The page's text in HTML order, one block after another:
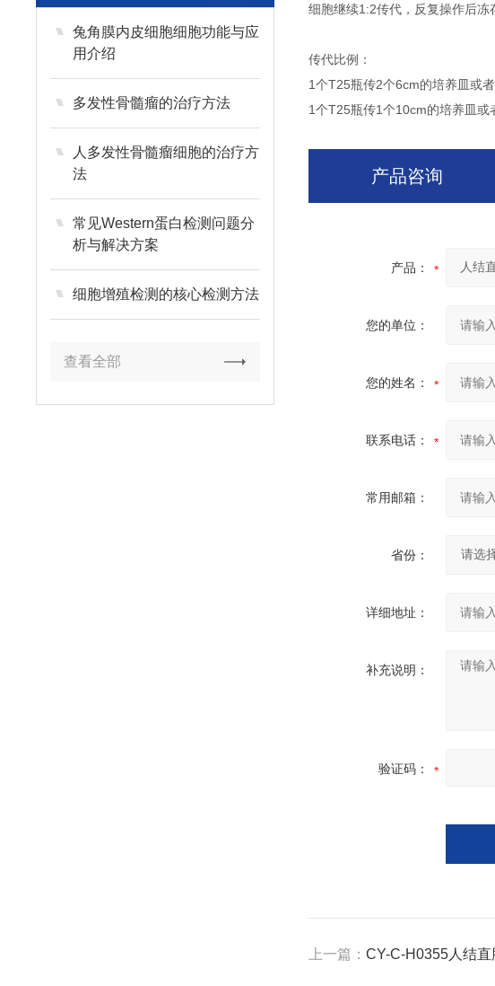
兔角膜内皮细胞细胞功能与应
用介绍
多发性骨髓瘤的治疗方法
人多发性骨髓瘤细胞的治疗方
法
常见Western蛋白检测问题分
析与解决方案
细胞增殖检测的核心检测方法
查看全部
细胞继续1:2传代，反复操作后冻
传代比例：
1个T25瓶传2个6cm的培养皿或
1个T25瓶传1个10cm的培养皿或
产品咨询
产品：
您的单位：
您的姓名：
联系电话：
常用邮箱：
省份：
详细地址：
补充说明：
验证码：
上一篇： CY-C-H0355人结